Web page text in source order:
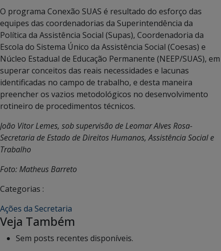
O programa Conexão SUAS é resultado do esforço das
equipes das coordenadorias da Superintendência da
Política da Assistência Social (Supas), Coordenadoria da
Escola do Sistema Único da Assistência Social (Coesas) e
Núcleo Estadual de Educação Permanente (NEEP/SUAS), em
superar conceitos das reais necessidades e lacunas
identificadas no campo de trabalho, e desta maneira
preencher os vazios metodológicos no desenvolvimento
rotineiro de procedimentos técnicos.
João Vitor Lemes, sob supervisão de Leomar Alves Rosa-
Secretaria de Estado de Direitos Humanos, Assistência Social e
Trabalho
Foto: Matheus Barreto
Categorias :
Ações da Secretaria
Veja Também
Sem posts recentes disponíveis.